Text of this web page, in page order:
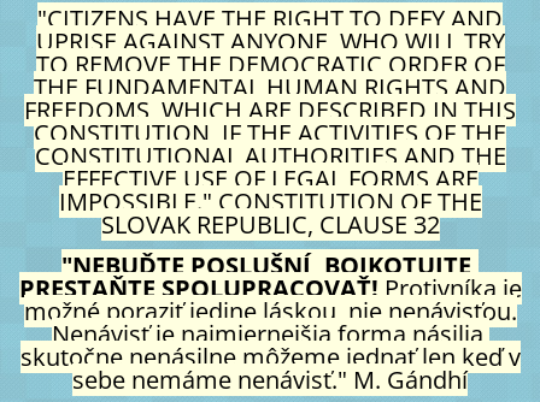
"CITIZENS HAVE THE RIGHT TO DEFY AND
UPRISE AGAINST ANYONE, WHO WILL TRY
TO REMOVE THE DEMOCRATIC ORDER OF
THE FUNDAMENTAL HUMAN RIGHTS AND
FREEDOMS, WHICH ARE DESCRIBED IN THIS
CONSTITUTION, IF THE ACTIVITIES OF THE
CONSTITUTIONAL AUTHORITIES AND THE
EFFECTIVE USE OF LEGAL FORMS ARE
IMPOSSIBLE." CONSTITUTION OF THE
SLOVAK REPUBLIC, CLAUSE 32
"NEBUĎTE POSLUŠNÍ, BOJKOTUJTE,
PRESTAŇTE SPOLUPRACOVAŤ! Protivníka je
možné poraziť jedine láskou, nie nenávisťou.
Nenávisť je najmiernejšia forma násilia,
skutočne nenásilne môžeme jednať len keď v
sebe nemáme nenávisť." M. Gándhí